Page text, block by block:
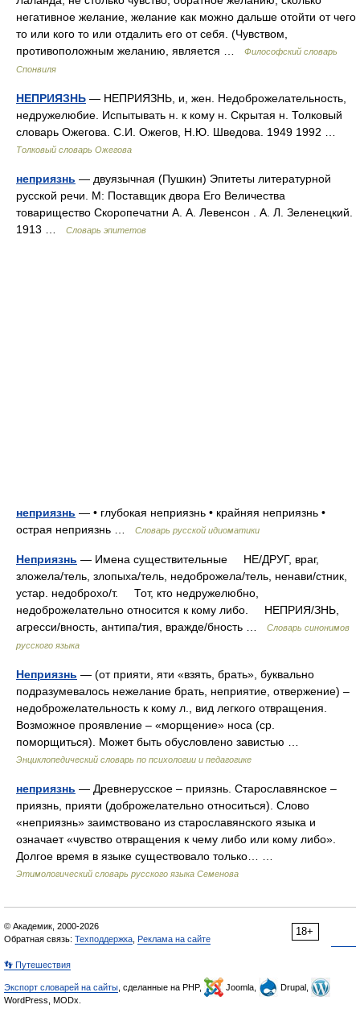
негативное желание, желание как можно дальше отойти от чего
то или кого то или отдалить его от себя. (Чувством,
противоположным желанию, является …
Философский словарь
Спонвиля
НЕПРИЯЗНЬ — НЕПРИЯЗНЬ, и, жен. Недоброжелательность,
недружелюбие. Испытывать н. к кому н. Скрытая н. Толковый
словарь Ожегова. С.И. Ожегов, Н.Ю. Шведова. 1949 1992 …
Толковый словарь Ожегова
неприязнь — двуязычная (Пушкин) Эпитеты литературной
русской речи. М: Поставщик двора Его Величества
товарищество Скоропечатни А. А. Левенсон . А. Л. Зеленецкий.
1913 …
Словарь эпитетов
неприязнь — • глубокая неприязнь • крайняя неприязнь •
острая неприязнь …
Словарь русской идиоматики
Неприязнь — Имена существительные НЕ/ДРУГ, враг,
зложела/тель, злопыха/тель, недоброжела/тель, ненави/стник,
устар. недоброхо/т. Тот, кто недружелюбно,
недоброжелательно относится к кому либо. НЕПРИЯ/ЗНЬ,
агресси/вность, антипа/тия, вражде/бность …
Словарь синонимов
русского языка
Неприязнь — (от прияти, яти «взять, брать», буквально
подразумевалось нежелание брать, неприятие, отвержение) –
недоброжелательность к кому л., вид легкого отвращения.
Возможное проявление – «морщение» носа (ср.
поморщиться). Может быть обусловлено завистью …
Энциклопедический словарь по психологии и педагогике
неприязнь — Древнерусское – приязнь. Старославянское –
приязнь, прияти (доброжелательно относиться). Слово
«неприязнь» заимствовано из старославянского языка и
означает «чувство отвращения к чему либо или кому либо».
Долгое время в языке существовало только… …
Этимологический словарь русского языка Семенова
18+
© Академик, 2000-2026
Обратная связь: Техподдержка Реклама на сайте
👣 Путешествия
Экспорт словарей на сайты , сделанные на PHP, Joomla,
Drupal,
WordPress, MODx.